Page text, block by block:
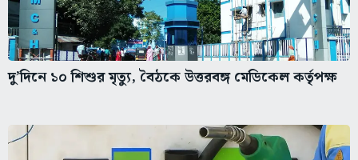
দু’দিনে ১০ শিশুর মৃত্যু, বৈঠকে উত্তরবঙ্গ মেডিকেল কর্তৃপক্ষ